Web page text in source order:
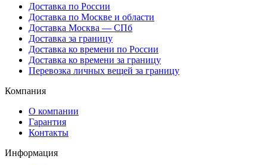
Доставка по России
Доставка по Москве и области
Доставка Москва — СПб
Доставка за границу
Доставка ко времени по России
Доставка ко времени за границу
Перевозка личных вещей за границу
Компания
О компании
Гарантия
Контакты
Информация